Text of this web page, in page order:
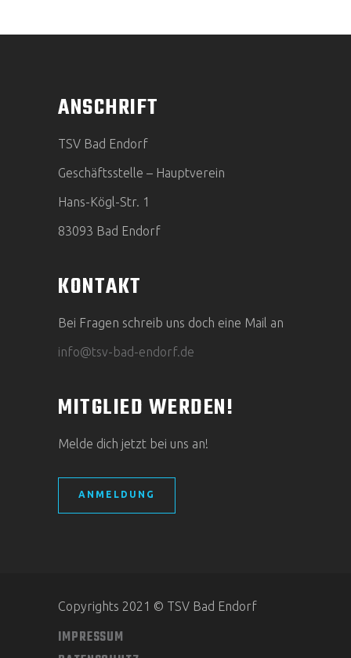
ANSCHRIFT
TSV Bad Endorf
Geschäftsstelle – Hauptverein
Hans-Kögl-Str. 1
83093 Bad Endorf
KONTAKT
Bei Fragen schreib uns doch eine Mail an
info@tsv-bad-endorf.de
MITGLIED WERDEN!
Melde dich jetzt bei uns an!
ANMELDUNG
Copyrights 2021 © TSV Bad Endorf
IMPRESSUM